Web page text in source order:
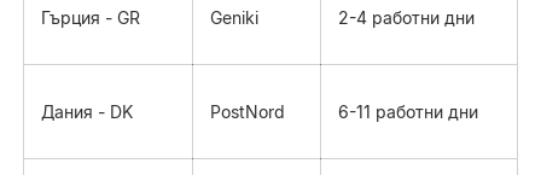
Гърция - GR Geniki 2-4 работни дни
Дания - DK PostNord 6-11 работни дни